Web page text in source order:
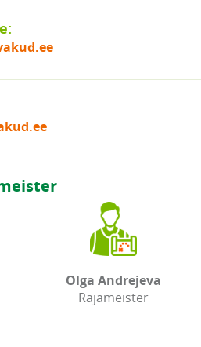
Olga Andrejeva
Rajameister